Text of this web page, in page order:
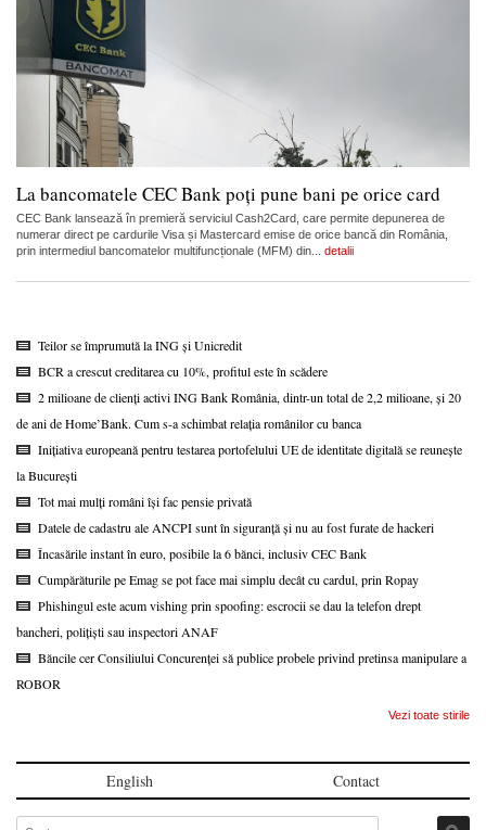
La bancomatele CEC Bank poți pune bani pe orice card
CEC Bank lansează în premieră serviciul Cash2Card, care permite depunerea de
numerar direct pe cardurile Visa și Mastercard emise de orice bancă din România,
prin intermediul bancomatelor multifuncționale (MFM) din... detalii
Teilor se împrumută la ING și Unicredit
BCR a crescut creditarea cu 10%, profitul este în scădere
2 milioane de clienți activi ING Bank România, dintr-un total de 2,2 milioane, și 20
de ani de Home’Bank. Cum s-a schimbat relația românilor cu banca
Inițiativa europeană pentru testarea portofelului UE de identitate digitală se reunește
la București
Tot mai mulți români își fac pensie privată
Datele de cadastru ale ANCPI sunt în siguranță și nu au fost furate de hackeri
Încasările instant în euro, posibile la 6 bănci, inclusiv CEC Bank
Cumpărăturile pe Emag se pot face mai simplu decât cu cardul, prin Ropay
Phishingul este acum vishing prin spoofing: escrocii se dau la telefon drept
bancheri, polițiști sau inspectori ANAF
Băncile cer Consiliului Concurenței să publice probele privind pretinsa manipulare a
ROBOR
Vezi toate stirile
English Contact